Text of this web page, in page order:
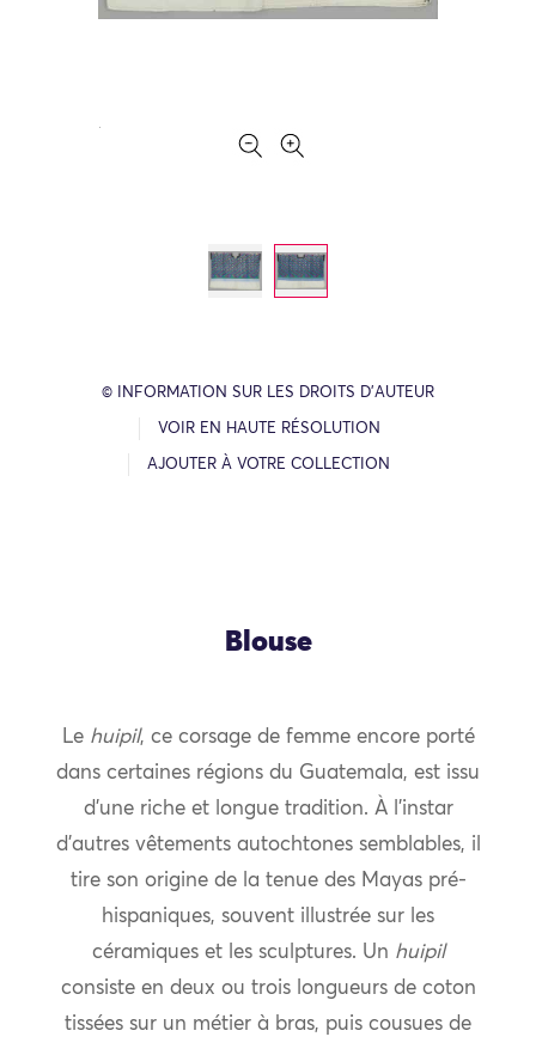
© INFORMATION SUR LES DROITS D’AUTEUR
VOIR EN HAUTE RÉSOLUTION
AJOUTER À VOTRE COLLECTION
Blouse
Le huipil, ce corsage de femme encore porté
dans certaines régions du Guatemala, est issu
d’une riche et longue tradition. À l’instar
d’autres vêtements autochtones semblables, il
tire son origine de la tenue des Mayas pré-
hispaniques, souvent illustrée sur les
céramiques et les sculptures. Un huipil
consiste en deux ou trois longueurs de coton
tissées sur un métier à bras, puis cousues de